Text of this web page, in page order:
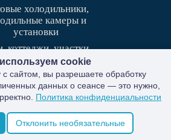
холодильники,
камеры и
установки
коттеджи, участки,
сады
очистка
мусоропровода
подъезды
домов
cookie
сайтом, вы разрешаете обработку
данных о сеансе — это нужно,
Политика конфиденциальности
Отклонить необязательные